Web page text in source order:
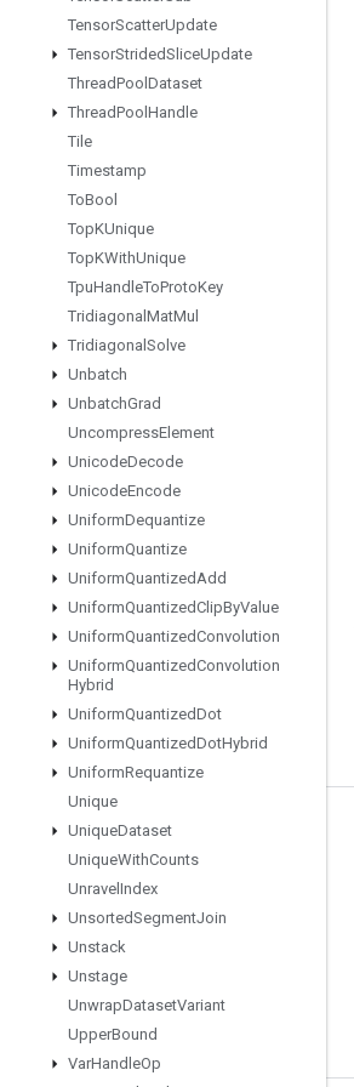
TensorScatterUpdate
TensorStridedSliceUpdate
ThreadPool Dataset
ThreadPool Handle
Tile
Timestamp
ToBool
TopKUnique
TopKWithUnique
TpuHandleToProtoKey
Tridiagonal MatMul
Tridiagonal Solve
Unbatch
UnbatchGrad
UncompressElement
UnicodeDecode
UnicodeEncode
UniformDequantize
UniformQuantize
UniformQuantizedAdd
UniformQuantizedClipByValue
UniformQuantizedConvolution
UniformQuantizedConvolution
Hybrid
UniformQuantizedDot
UniformQuantizedDotHybrid
UniformRequantize
Unique
UniqueDataset
UniqueWithCounts
Unravel Index
UnsortedSegmentJoin
Unstack
Unstage
UnwrapDatasetVariant
UpperBound
VarHandleOp
Giữ liên lạc
Diễn đàn
GitHub
YouTube